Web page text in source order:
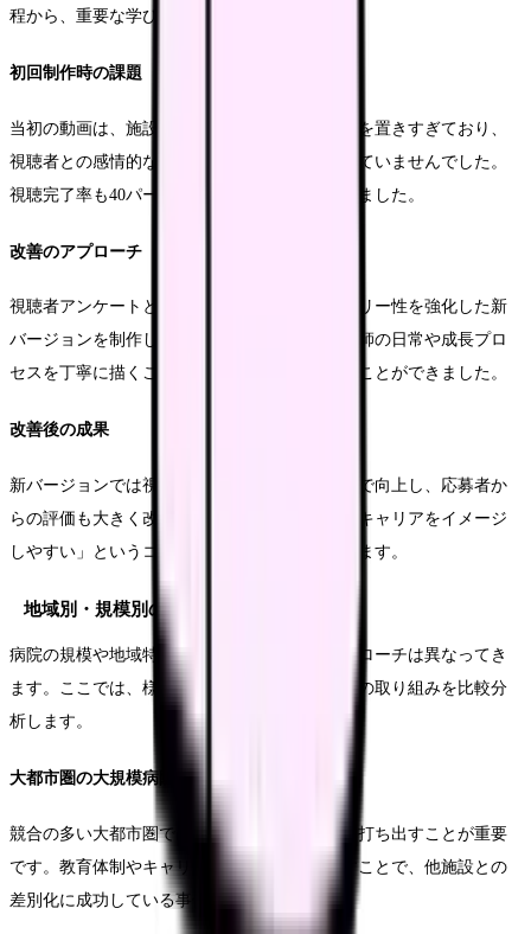
程から、重要な学びを得ることができます。
初回制作時の課題
当初の動画は、施設の特徴や制度の説明に重点を置きすぎており、
視聴者との感情的なつながりを作ることができていませんでした。
視聴完了率も40パーセント程度にとどまっていました。
改善のアプローチ
視聴者アンケートと詳細な分析を基に、ストーリー性を強化した新
バージョンを制作しました。特に、実際の看護師の日常や成長プロ
セスを丁寧に描くことで、視聴者の共感を得ることができました。
改善後の成果
新バージョンでは視聴完了率が75パーセントまで向上し、応募者か
らの評価も大きく改善しました。特に「自分のキャリアをイメージ
しやすい」というコメントが多く寄せられています。
地域別・規模別の事例分析
病院の規模や地域特性によって、効果的なアプローチは異なってき
ます。ここでは、様々な特性を持つ医療機関での取り組みを比較分
析します。
大都市圏の大規模病院での取り組み
競合の多い大都市圏では、施設の特徴を明確に打ち出すことが重要
です。教育体制やキャリアパスを具体的に示すことで、他施設との
差別化に成功している事例が見られます。